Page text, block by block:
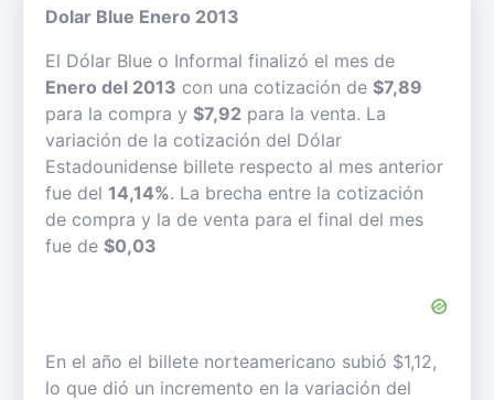
Dolar Blue Enero 2013
El Dólar Blue o Informal finalizó el mes de
Enero del 2013 con una cotización de $7,89
para la compra y $7,92 para la venta. La
variación de la cotización del Dólar
Estadounidense billete respecto al mes anterior
fue del 14,14%. La brecha entre la cotización
de compra y la de venta para el final del mes
fue de $0,03
En el año el billete norteamericano subió $1,12,
lo que dió un incremento en la variación del